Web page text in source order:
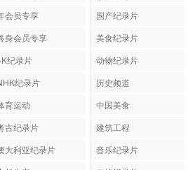
会员专享
国产纪录片
身会员专享
美食纪录片
纪录片
动物纪录片
纪录片
历史频道
育运动
中国美食
古纪录片
建筑工程
大利亚纪录片
音乐纪录片